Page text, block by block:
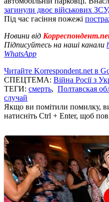
загинули двоє військових
Під час гасіння пожежі
Новини від
Підписуйтесь на наші канали
WhatsApp
Читайте Korrespondent.net в
СПЕЦТЕМА: Війна Росії з
ТЕГИ: смерть, Полтавская
случай
Якщо ви помітили помилку,
натисніть Ctrl + Enter, щоб